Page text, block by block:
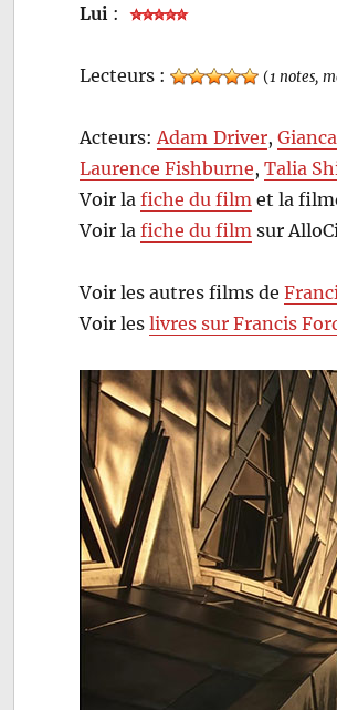
Lui :
Lecteurs : (1 notes,
Acteurs: Adam Driver,
Laurence Fishburne,Talia
Voir lafiche du film et la
Voir lafiche du film sur
Voir les autres films de
Voir leslivres sur Francis